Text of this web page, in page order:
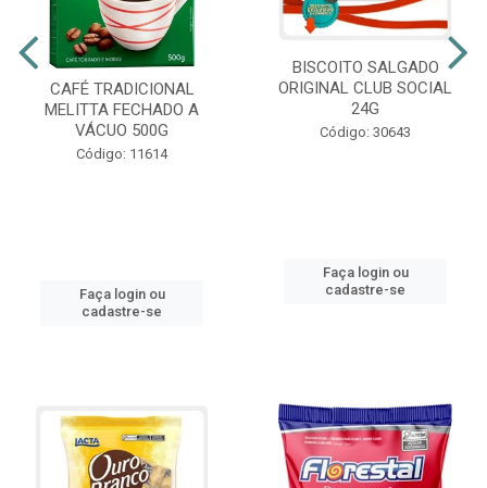
CAFÉ TRADICIONAL
MELITTA FECHADO A
VÁCUO 500G
Código: 11614
Faça login ou
cadastre-se
BISCOITO SALGADO
ORIGINAL CLUB SOCIAL
24G
Código: 30643
Faça login ou
cadastre-se